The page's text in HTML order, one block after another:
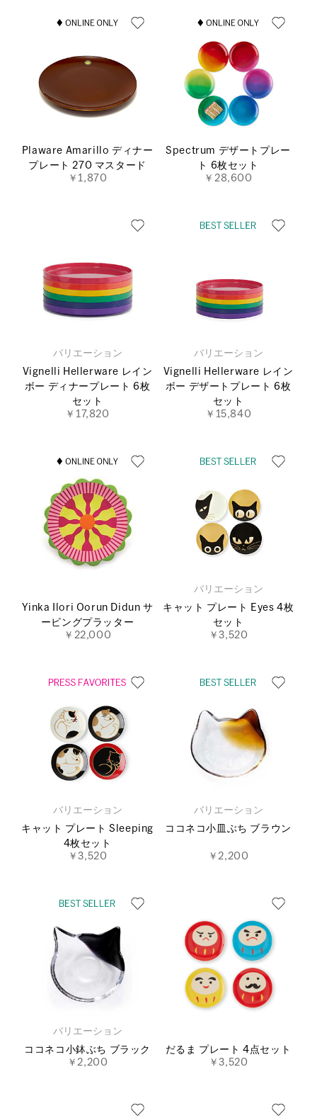
Plaware Amarillo ディナー
プレート 270 マスタード
￥1,870
Spectrum デザートプレー
ト 6枚セット
￥28,600
バリエーション
Vignelli Hellerware レイン
ボー ディナープレート 6枚
セット
￥17,820
バリエーション
Vignelli Hellerware レイン
ボー デザートプレート 6枚
セット
￥15,840
Yinka Ilori Oorun Didun サ
ービングプラッター
￥22,000
バリエーション
キャット プレート Eyes 4枚
セット
￥3,520
バリエーション
キャット プレート Sleeping
4枚セット
￥3,520
バリエーション
ココネコ小皿ぶち ブラウン
￥2,200
バリエーション
ココネコ小鉢ぶち ブラック
￥2,200
だるま プレート 4点セット
￥3,520